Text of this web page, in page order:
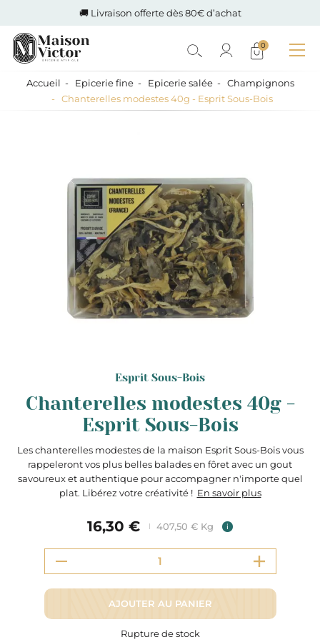
🚚 Livraison offerte dès 80€ d’achat
0
Accueil Epicerie fine Epicerie salée
Champignons
Chanterelles modestes 40g - Esprit Sous-Bois
Esprit Sous-Bois
Chanterelles modestes 40g -
Esprit Sous-Bois
Les chanterelles modestes de la maison Esprit Sous-Bois vous
rappeleront vos plus belles balades en fôret avec un gout
savoureux et authentique pour accompagner n'importe quel
plat. Libérez votre créativité ! En savoir plus
16,30 € 407,50 € Kg i
AJOUTER AU PANIER
Rupture de stock